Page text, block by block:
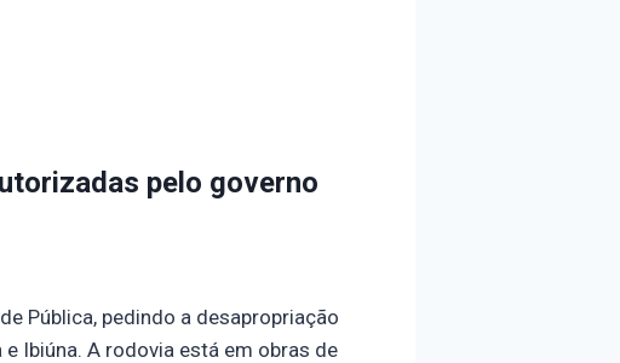
pelo governo
Pública, pedindo a desapropriação
Ibiúna. A rodovia está em obras de